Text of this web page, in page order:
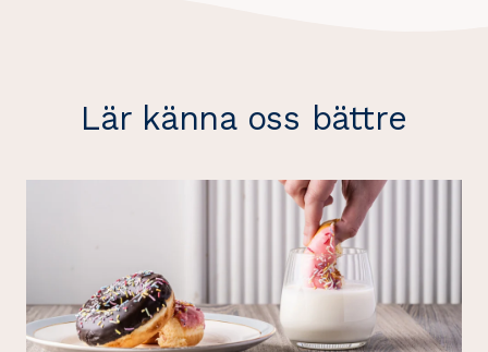
Lär känna oss bättre